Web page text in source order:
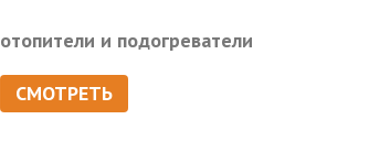
отопители и подогреватели
СМОТРЕТЬ